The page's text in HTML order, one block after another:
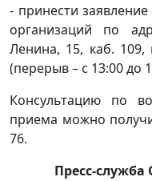
- принести
организаций по
Ленина, 15, каб.
(перерыв – с 13:00 до
Консультацию по
приема можно
76.
Пресс-